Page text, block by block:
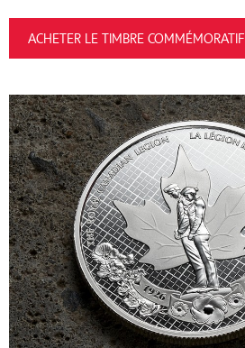
ACHETER LE TIMBRE COMMÉMORATIF